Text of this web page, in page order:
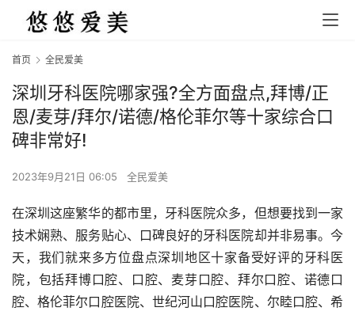
首页 全民爱美
深圳牙科医院哪家强?全方面盘点,拜博/正
恩/麦芽/拜尔/诺德/格伦菲尔等十家综合口
碑非常好!
2023年9月21日 06:05 全民爱美
在深圳这座繁华的都市里，牙科医院众多，但想要找到一家
技术娴熟、服务贴心、口碑良好的牙科医院却并非易事。今
天，我们就来多方位盘点深圳地区十家备受好评的牙科医
院，包括拜博口腔、口腔、麦芽口腔、拜尔口腔、诺德口
腔、格伦菲尔口腔医院、世纪河山口腔医院、尔睦口腔、希